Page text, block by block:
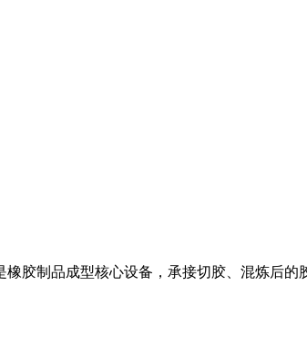
胶制品成型核心设备，承接切胶、混炼后的